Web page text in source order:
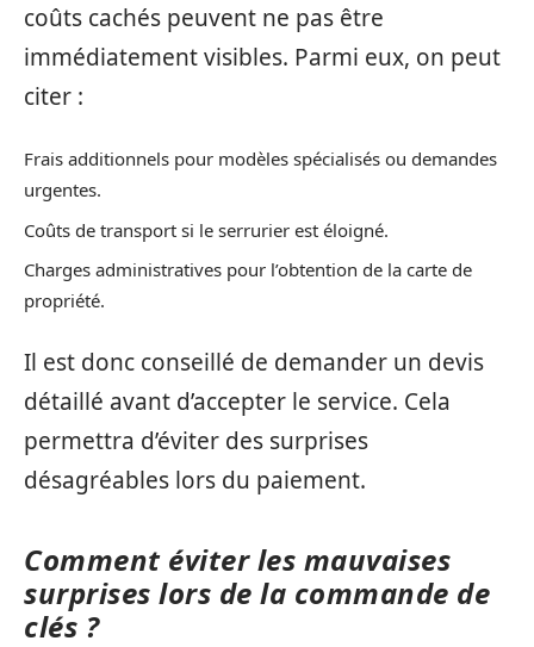
coûts cachés peuvent ne pas être
immédiatement visibles. Parmi eux, on peut
citer :
Frais additionnels pour modèles spécialisés ou demandes
urgentes.
Coûts de transport si le serrurier est éloigné.
Charges administratives pour l’obtention de la carte de
propriété.
Il est donc conseillé de demander un devis
détaillé avant d’accepter le service. Cela
permettra d’éviter des surprises
désagréables lors du paiement.
Comment éviter les mauvaises
surprises lors de la commande de
clés ?